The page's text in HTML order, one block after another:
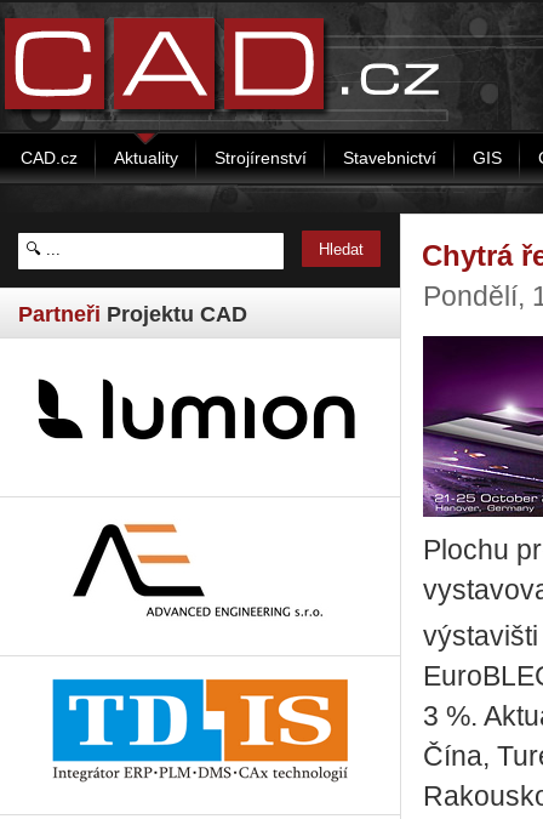
CAD.cz Aktuality Strojírenství Stavebnictví GIS
Partneři Projektu CAD
Chytrá
Pondělí,
Plochu
3 %.
Čína,